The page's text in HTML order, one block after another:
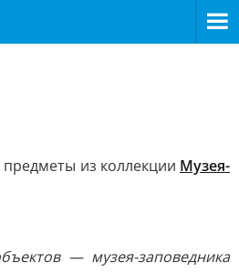
из коллекции Музея-
— музея-заповедника